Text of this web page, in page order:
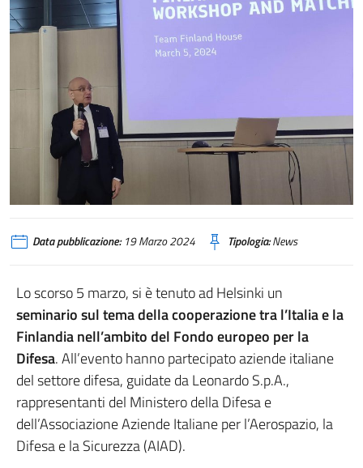
Data pubblicazione:19 Marzo 2024 Tipologia:News
Lo scorso 5 marzo, si è tenuto ad Helsinki un
seminario sul tema della cooperazione tra l’Italia e la
Finlandia nell’ambito del Fondo europeo per la
Difesa. All’evento hanno partecipato aziende italiane
del settore difesa, guidate da Leonardo S.p.A.,
rappresentanti del Ministero della Difesa e
dell’Associazione Aziende Italiane per l’Aerospazio, la
Difesa e la Sicurezza (AIAD).